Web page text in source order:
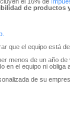
de productos
que el equipo está
menos de un año
en el equipo ni obliga
de su